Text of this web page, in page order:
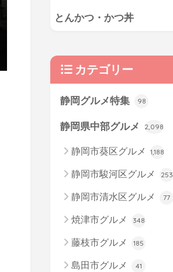
とんかつ・かつ丼
カテゴリー
静岡グルメ特集 98
静岡県中部グルメ 2,098
静岡市葵区グルメ 1,188
静岡市駿河区グルメ 253
静岡市清水区グルメ 77
焼津市グルメ 348
藤枝市グルメ 185
島田市グルメ 41